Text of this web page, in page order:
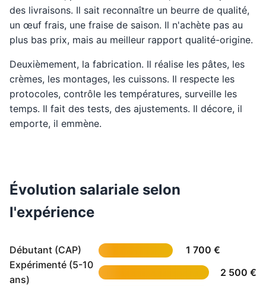
des livraisons. Il sait reconnaître un beurre de qualité,
un œuf frais, une fraise de saison. Il n'achète pas au
plus bas prix, mais au meilleur rapport qualité-origine.
Deuxièmement, la fabrication. Il réalise les pâtes, les
crèmes, les montages, les cuissons. Il respecte les
protocoles, contrôle les températures, surveille les
temps. Il fait des tests, des ajustements. Il décore, il
emporte, il emmène.
Évolution salariale selon
l'expérience
Débutant (CAP)
1 700 €
Expérimenté (5-10
ans)
2 500 €